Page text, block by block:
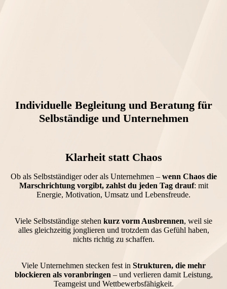
Individuelle Begleitung und Beratung für
Selbständige und Unternehmen
Klarheit statt Chaos
Ob als Selbstständiger oder als Unternehmen – wenn Chaos die
Marschrichtung vorgibt, zahlst du jeden Tag drauf: mit
Energie, Motivation, Umsatz und Lebensfreude.
Viele Selbstständige stehen kurz vorm Ausbrennen, weil sie
alles gleichzeitig jonglieren und trotzdem das Gefühl haben,
nichts richtig zu schaffen.
Viele Unternehmen stecken fest in Strukturen, die mehr
blockieren als voranbringen– und verlieren damit Leistung,
Teamgeist und Wettbewerbsfähigkeit.